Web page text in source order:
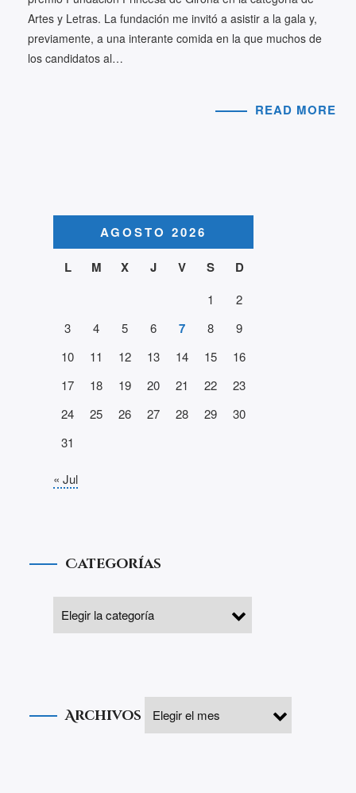
Artes y Letras. La fundación me invitó a asistir a la gala y,
previamente, a una interante comida en la que muchos de
los candidatos al…
READ MORE
AGOSTO 2026
L
M X J V S D
1
2
3
4 5 6 7 8
9
10
11 12 13 14 15
16
17
18 19 20 21 22
23
24
25 26 27 28 29
30
31
« Jul
Categorías
Archivos